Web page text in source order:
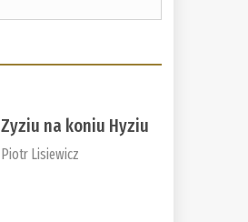
Zyziu na koniu Hyziu
Piotr Lisiewicz